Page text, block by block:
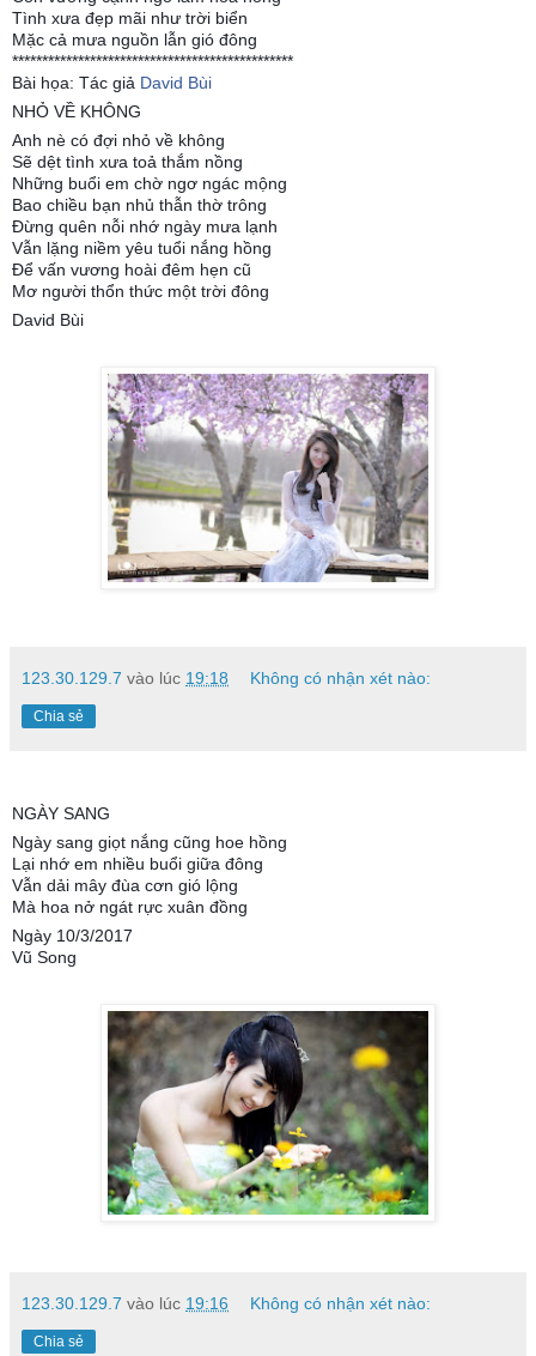
Tình xưa đẹp mãi như trời biển
Mặc cả mưa nguồn lẫn gió đông
***********************************************
Bài họa: Tác giả David Bùi
NHỎ VỀ KHÔNG
Anh nè có đợi nhỏ về không
Sẽ dệt tình xưa toả thắm nồng
Những buổi em chờ ngơ ngác mộng
Bao chiều bạn nhủ thẫn thờ trông
Đừng quên nỗi nhớ ngày mưa lạnh
Vẫn lặng niềm yêu tuổi nắng hồng
Để vấn vương hoài đêm hẹn cũ
Mơ người thổn thức một trời đông
David Bùi
123.30.129.7 vào lúc 19:18 Không có nhận xét nào:
Chia sẻ
NGÀY SANG
Ngày sang giọt nắng cũng hoe hồng
Lại nhớ em nhiều buổi giữa đông
Vẫn dải mây đùa cơn gió lộng
Mà hoa nở ngát rực xuân đồng
Ngày 10/3/2017
Vũ Song
123.30.129.7 vào lúc 19:16 Không có nhận xét nào:
Chia sẻ